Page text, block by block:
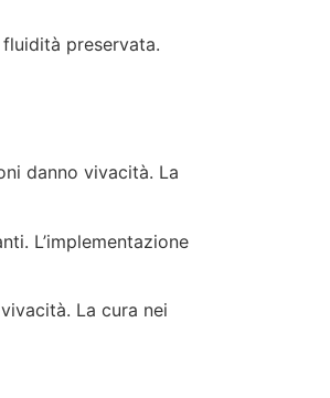
preservata.
danno vivacità. La
L’implementazione
La cura nei